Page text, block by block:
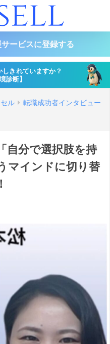
サービスに登録する
きれていますか？
診断】
ル 転職成功者インタビュー
自分で選択肢を持
マインドに切り替